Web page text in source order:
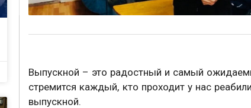
Выпускной – это радостный и самый
стремится каждый, кто проходит у нас
выпускной.